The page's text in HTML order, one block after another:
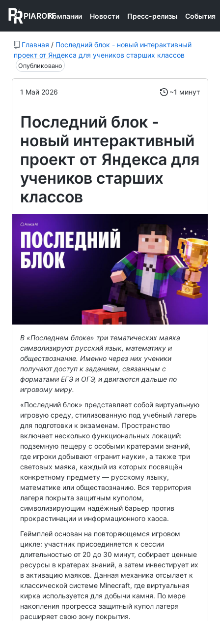
PIAROFFКомпании Новости Пресс-релизы События
Главная / Последний блок - новый интерактивный
проект от Яндекса для учеников старших классов
Опубликовано
1 Май 2026 ~1 минут
Последний блок -
новый интерактивный
проект от Яндекса для
учеников старших
классов
В «Последнем блоке» три тематических маяка
символизируют русский язык, математику и
обществознание. Именно через них ученики
получают доступ к заданиям, связанным с
форматами ЕГЭ и ОГЭ, и двигаются дальше по
игровому миру.
«Последний блок» представляет собой виртуальную
игровую среду, стилизованную под учебный лагерь
для подготовки к экзаменам. Пространство
включает несколько функциональных локаций:
подземную пещеру с особыми кратерами знаний,
где игроки добывают «гранит науки», а также три
световых маяка, каждый из которых посвящён
конкретному предмету — русскому языку,
математике или обществознанию. Вся территория
лагеря покрыта защитным куполом,
символизирующим надёжный барьер против
прокрастинации и информационного хаоса.
Геймплей основан на повторяющемся игровом
цикле: участник присоединяется к сессии
длительностью от 20 до 30 минут, собирает ценные
ресурсы в кратерах знаний, а затем инвестирует их
в активацию маяков. Данная механика отсылает к
классической системе Minecraft, где виртуальная
кирка используется для добычи камня. По мере
накопления прогресса защитный купол лагеря
расширяет свою зону покрытия.